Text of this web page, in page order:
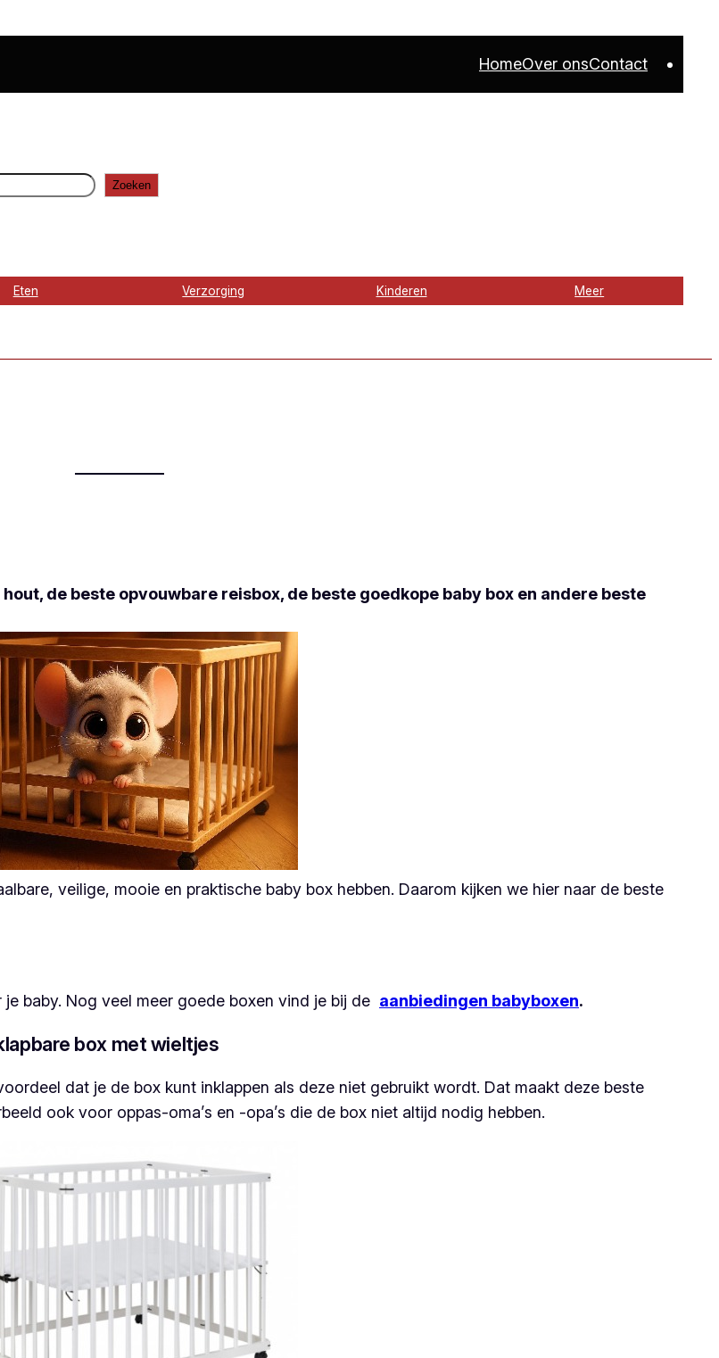
HomeOver onsContact
Zoeken
Eten Verzorging Kinderen Meer
de beste opvouwbare reisbox, de beste goedkope baby box en andere beste
veilige, mooie en praktische baby box hebben. Daarom kijken we hier naar de beste
baby. Nog veel meer goede boxen vind je bij de aanbiedingen babyboxen.
box met wieltjes
dat je de box kunt inklappen als deze niet gebruikt wordt. Dat maakt deze beste
ook voor oppas-oma’s en -opa’s die de box niet altijd nodig hebben.